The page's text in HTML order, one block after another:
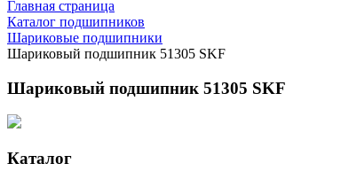
Главная страница
Каталог подшипников
Шариковые подшипники
Шариковый подшипник 51305 SKF
Шариковый подшипник 51305 SKF
Каталог